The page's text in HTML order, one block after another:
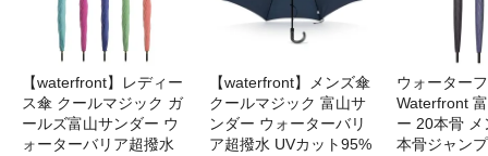
【waterfront】レディー
ス傘 クールマジック ガ
ールズ富山サンダー ウ
ォーターバリア超撥水
【waterfront】メンズ傘
クールマジック 富山サ
ンダー ウォーターバリ
ア超撥水 UVカット95%
ウォーター
Waterfront
ー 20本骨 メ
本骨ジャン